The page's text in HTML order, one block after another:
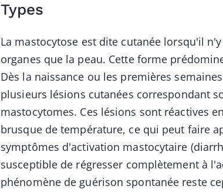
Types
La mastocytose est dite cutanée lorsqu'il
organes que la peau. Cette forme
Dès la naissance ou les premières
plusieurs lésions cutanées correspondant
mastocytomes. Ces lésions sont réactives
brusque de température, ce qui peut faire
symptômes d'activation mastocytaire
susceptible de régresser complètement à
phénomène de guérison spontanée reste